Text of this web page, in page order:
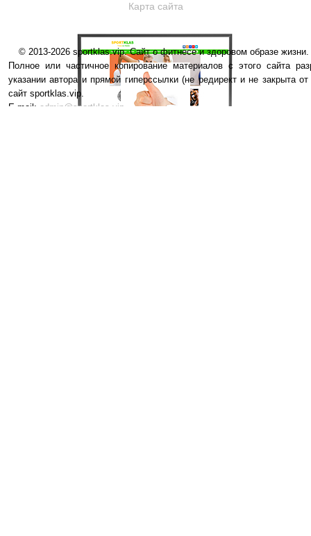
Карта сайта
© 2013-2026 sportklas.vip. Сайт о фитнесе и здоровом образе
Полное или частичное копирование материалов с этого сайта
указании автора и прямой гиперссылки (не редирект и не закрыта
сайт sportklas.vip.
E-mail: admin@sportklas.vip